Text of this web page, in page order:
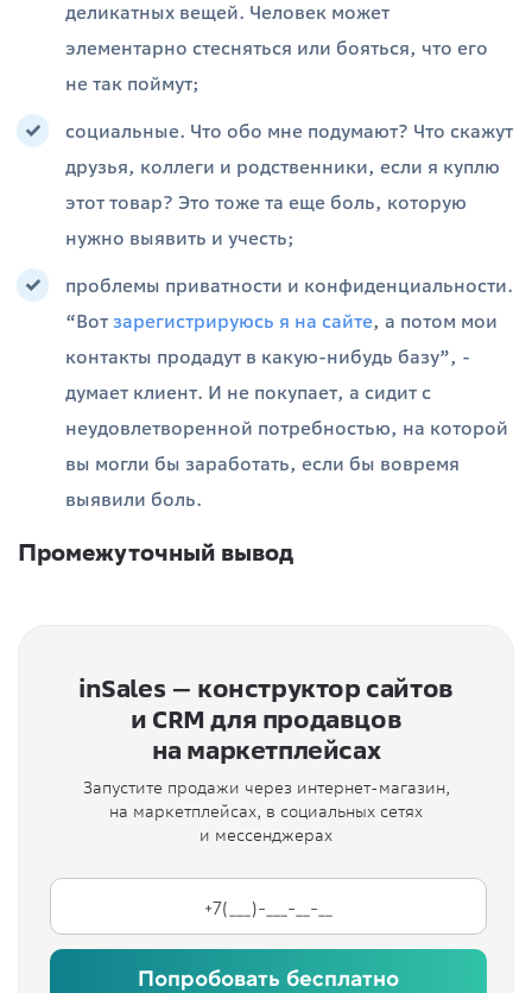
деликатных вещей. Человек может
элементарно стесняться или бояться, что его
не так поймут;
социальные. Что обо мне подумают? Что скажут
друзья, коллеги и родственники, если я куплю
этот товар? Это тоже та еще боль, которую
нужно выявить и учесть;
проблемы приватности и конфиденциальности.
“Вот зарегистрируюсь я на сайте, а потом мои
контакты продадут в какую-нибудь базу”, -
думает клиент. И не покупает, а сидит с
неудовлетворенной потребностью, на которой
вы могли бы заработать, если бы вовремя
выявили боль.
Промежуточный вывод
inSales — конструктор сайтов
и CRM для продавцов
на маркетплейсах
Запустите продажи через интернет-магазин,
на маркетплейсах, в социальных сетях
и мессенджерах
Попробовать бесплатно